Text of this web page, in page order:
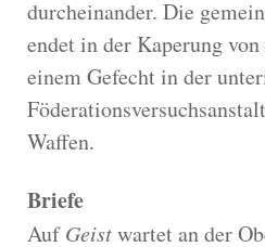
durcheinander. Die
endet in der Kaperung
einem Gefecht in der
Waffen.
Briefe
AufGeistwartet an der